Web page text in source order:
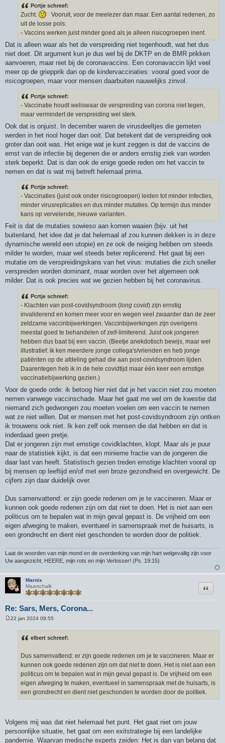
Pcrtje schreef:
Zucht.
Vooruit, voor de meelezer dan maar. Een aantal redenen, zo
uit de losse pols:
- Vaccins werken juist minder goed als je alleen risicogroepen inent.
Dat is alleen waar als het de verspreiding niet tegenhoudt, wat het dus
niet doet. Dit argument kun je dus wel bij de DKTP en de BMR prikken
aanvoeren, maar niet bij de coronavaccins. Een coronavaccin lijkt veel
meer op de griepprik dan op de kindervaccinaties: vooral goed voor de
risicogroepen, maar voor mensen daarbuiten nauwelijks zinvol.
Pcrtje schreef:
- Vaccinatie houdt weliswaar de verspreiding van corona niet tegen,
maar vermindert de verspreiding wel sterk.
Ook dat is onjuist. In december waren de virusdeeltjes die gemeten
werden in het riool hoger dan ooit. Dat betekent dat de verspreiding ook
groter dan ooit was. Het enige wat je kunt zeggen is dat de vaccins de
ernst van de infectie bij degenen die er anders ernstig ziek van worden
sterk beperkt. Dat is dan ook de enige goede reden om het vaccin te
nemen en dat is wat mij betreft helemaal prima.
Pcrtje schreef:
- Vaccinaties (juist ook onder risicogroepen) leiden tot minder infecties,
minder virusreplicaties en dus minder mutaties. Op termijn dus minder
kans op vervelende, nieuwe varianten.
Feit is dat de mutaties sowieso aan komen waaien (bijv. uit het
buitenland, het idee dat je dat helemaal af zou kunnen dekken is in deze
dynamische wereld een utopie) en ze ook de neiging hebben om steeds
milder te worden, maar wel steeds beter replicerend. Het gaat bij een
mutatie om de verspreidingskans van het virus: mutaties die zich sneller
verspreiden worden dominant, maar worden over het algemeen ook
milder. Dat is ook precies wat we gezien hebben bij het coronavirus.
Pcrtje schreef:
- Klachten van post-covidsyndroom (long covid) zijn ernstig
invaliderend en komen meer voor en wegen veel zwaarder dan de zeer
zeldzame vaccinbijwerkingen. Vaccinbijwerkingen zijn overigens
meestal goed te behandelen of zelf-limiterend. Juist ook jongeren
hebben dus baat bij een vaccin. (Beetje anekdotisch bewijs, maar wel
illustratief: ik ken meerdere jonge collega's/vrienden en heb jonge
patiënten op de afdeling gehad die aan post-covidsyndroom lijden.
Daarentegen heb ik in de hele covidtijd maar één keer een ernstige
vaccinatiebijwerking gezien.)
Voor de goede orde: ik betoog hier niet dat je het vaccin niet zou moeten
nemen vanwege vaccinschade. Maar het gaat me wel om de kwestie dat
niemand zich gedwongen zou moeten voelen om een vaccin te nemen
wat ze niet willen. Dat er mensen met het post-covidsyndroom zijn ontken
ik trouwens ook niet. Ik ken zelf ook mensen die dat hebben en dat is
inderdaad geen pretje.
Dat er jongeren zijn met ernstige covidklachten, klopt. Maar als je puur
naar de statistiek kijkt, is dat een minieme fractie van de jongeren die
daar last van heeft. Statistisch gezien treden ernstige klachten vooral op
bij mensen op leeftijd en/of met een broze gezondheid en overgewicht. De
cijfers zijn daar duidelijk over.
Dus samenvattend: er zijn goede redenen om je te vaccineren. Maar er
kunnen ook goede redenen zijn om dat niet te doen. Het is niet aan een
politicus om te bepalen wat in mijn geval gepast is. De vrijheid om een
eigen afweging te maken, eventueel in samenspraak met de huisarts, is
een grondrecht en dient niet geschonden te worden door de politiek.
Laat de woorden van mijn mond en de overdenking van mijn hart welgevallig zijn voor
Uw aangezicht, HEERE, mijn rots en mijn Verlosser! (Ps. 19:15)
Marnix
Maarschalk
Re: Sars, Mers, Corona...
Citeer
22 jan 2024 09:55
elbert schreef:
Dus samenvattend: er zijn goede redenen om je te vaccineren. Maar er
kunnen ook goede redenen zijn om dat niet te doen. Het is niet aan een
politicus om te bepalen wat in mijn geval gepast is. De vrijheid om een
eigen afweging te maken, eventueel in samenspraak met de huisarts, is
een grondrecht en dient niet geschonden te worden door de politiek.
Volgens mij was dat niet helemaal het punt. Het gaat niet om jouw
persoonlijke situatie, het gaat om een exitstrategie bij een landelijke
pandemie. Waarvan medische experts zeiden: Het is dan van belang dat